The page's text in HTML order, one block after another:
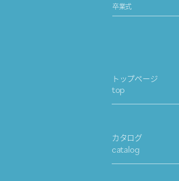
卒業式
トップページ
top
カタログ
catalog